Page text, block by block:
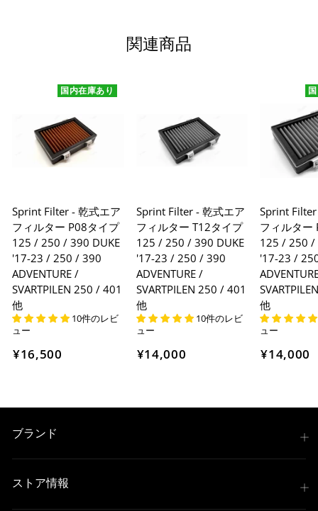
関連商品
国内在庫あり
Sprint Filter - 乾式エア
フィルター P08タイプ
125 / 250 / 390 DUKE
'17-23 / 250 / 390
ADVENTURE /
SVARTPILEN 250 / 401
他
10件のレビ
ュー
¥16,500
Sprint Filter - 乾式エア
フィルター T12タイプ
125 / 250 / 390 DUKE
'17-23 / 250 / 390
ADVENTURE /
SVARTPILEN 250 / 401
他
10件のレビ
ュー
¥14,000
Sprint
フィルター
125 / 250 /
'17-23 /
他
ュー
¥14,000
ブランド
ストア情報